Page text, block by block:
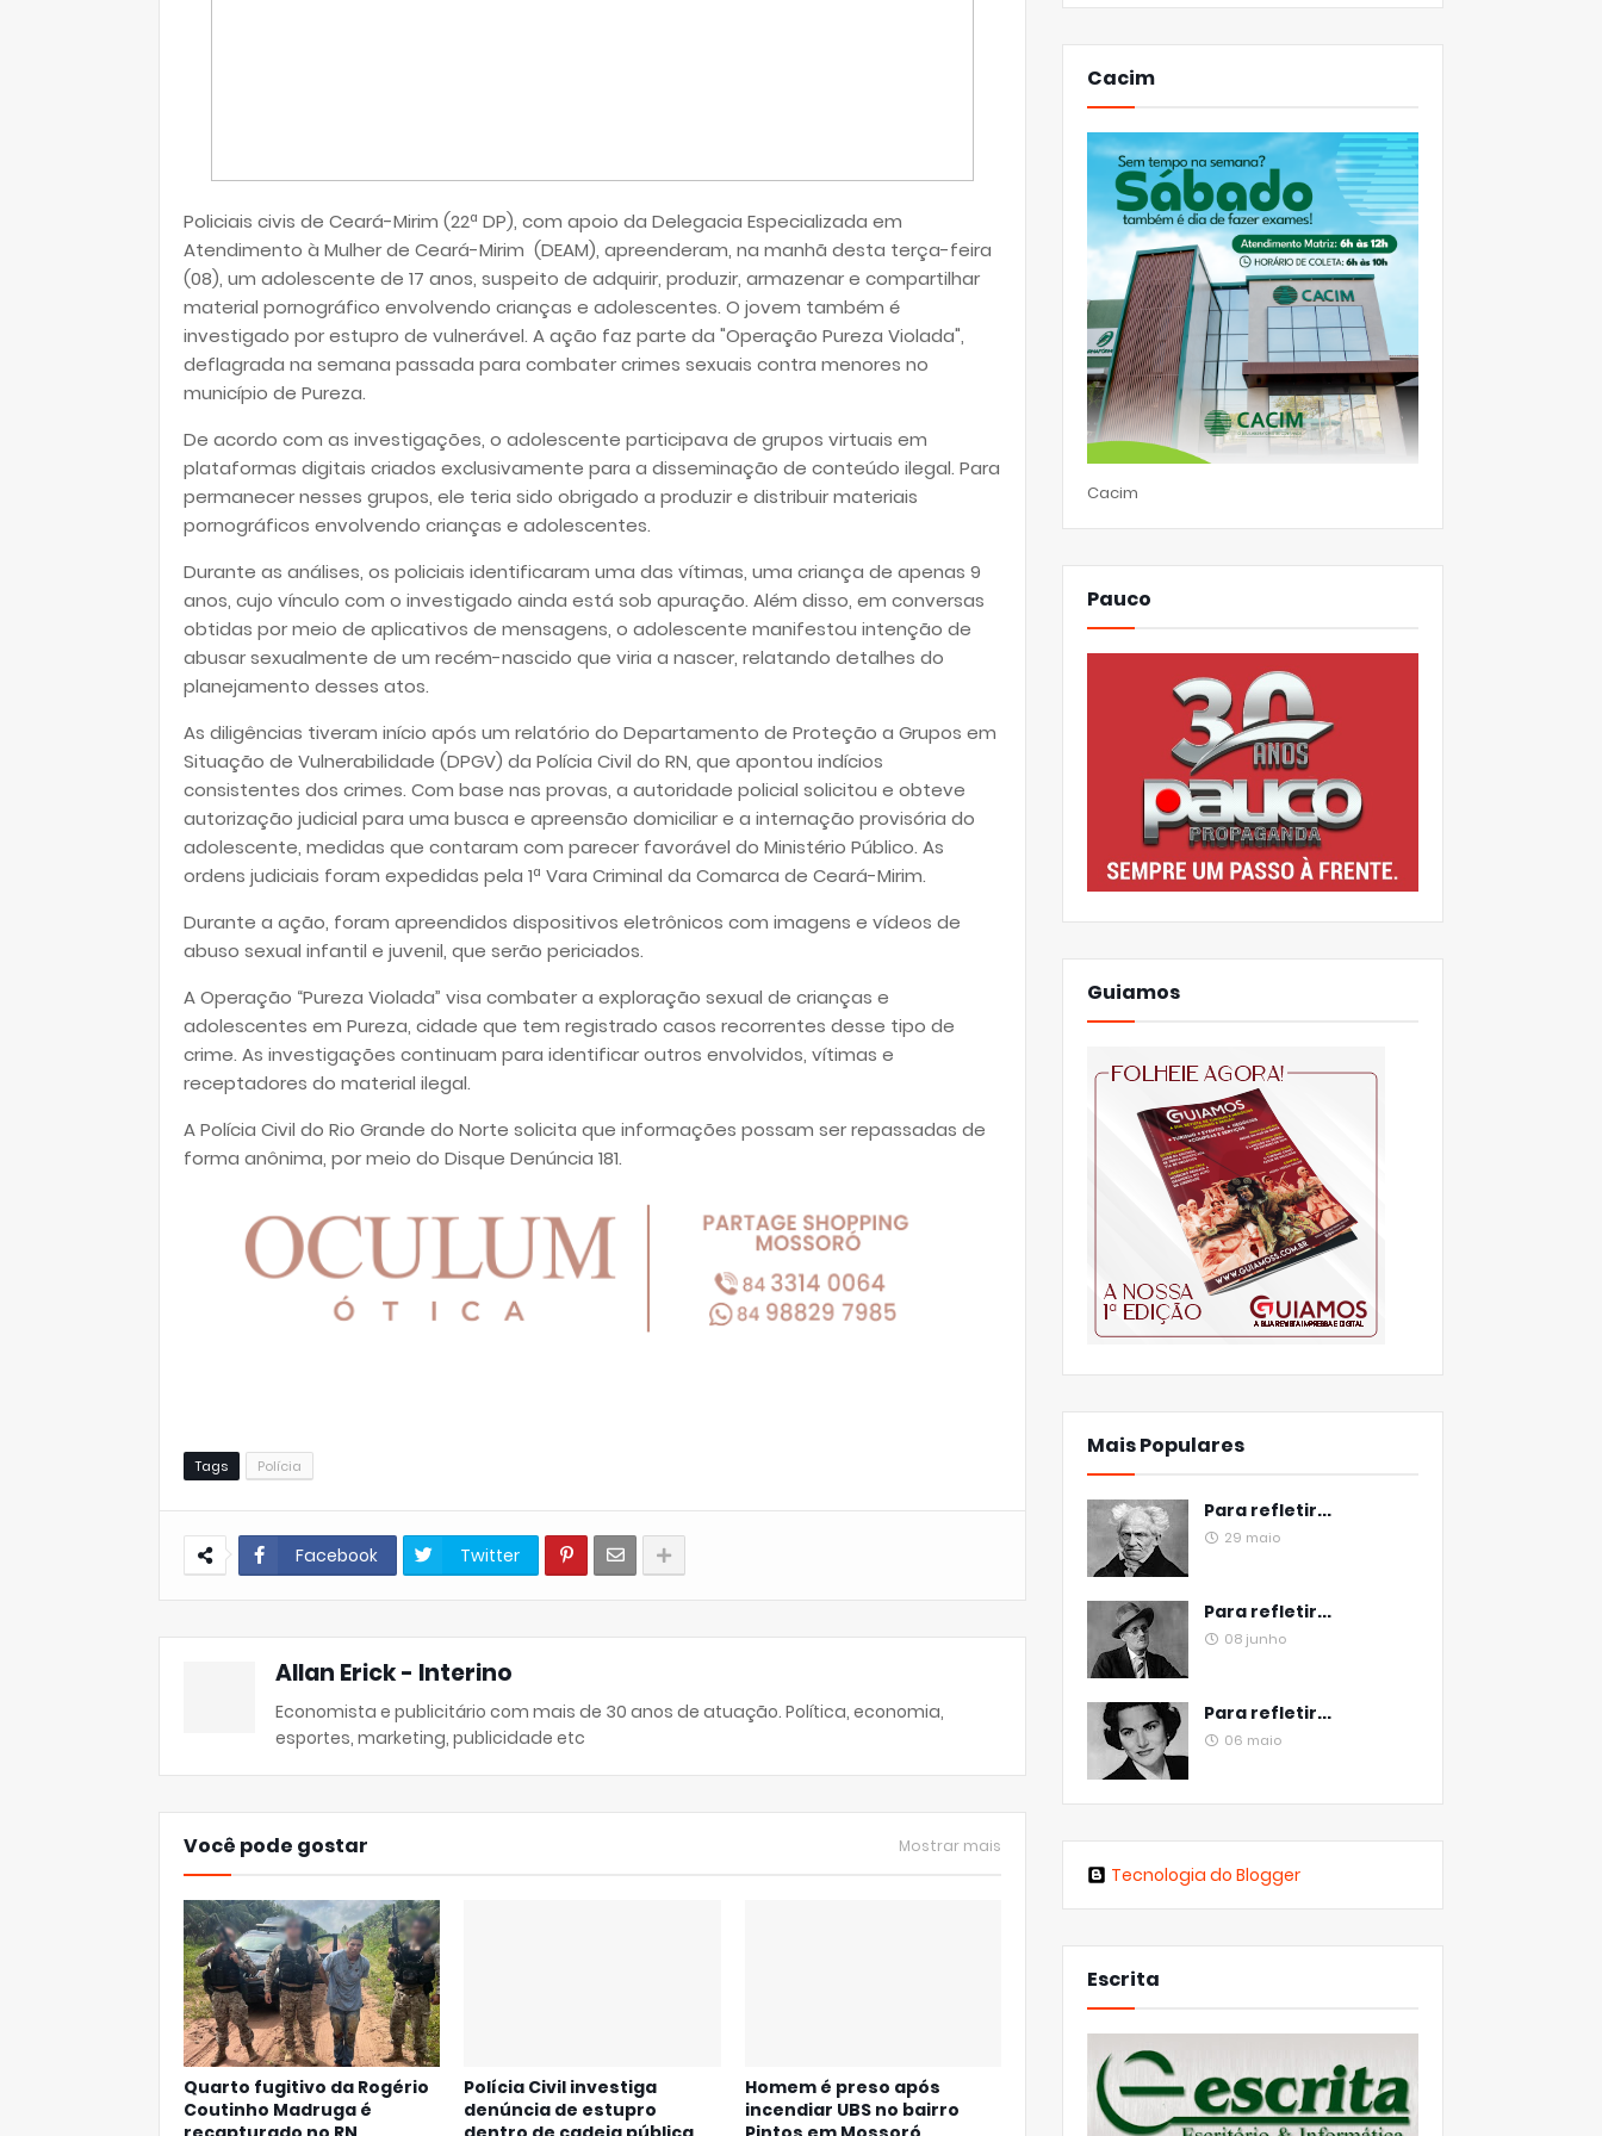
Policiais civis de Ceará-Mirim (22ª DP), com apoio da Delegacia Especializada em
Atendimento à Mulher de Ceará-Mirim (DEAM), apreenderam, na manhã desta terça-feira
(08), um adolescente de 17 anos, suspeito de adquirir, produzir, armazenar e compartilhar
material pornográfico envolvendo crianças e adolescentes. O jovem também é
investigado por estupro de vulnerável. A ação faz parte da "Operação Pureza Violada",
deflagrada na semana passada para combater crimes sexuais contra menores no
município de Pureza.
De acordo com as investigações, o adolescente participava de grupos virtuais em
plataformas digitais criados exclusivamente para a disseminação de conteúdo ilegal. Para
permanecer nesses grupos, ele teria sido obrigado a produzir e distribuir materiais
pornográficos envolvendo crianças e adolescentes.
Durante as análises, os policiais identificaram uma das vítimas, uma criança de apenas 9
anos, cujo vínculo com o investigado ainda está sob apuração. Além disso, em conversas
obtidas por meio de aplicativos de mensagens, o adolescente manifestou intenção de
abusar sexualmente de um recém-nascido que viria a nascer, relatando detalhes do
planejamento desses atos.
As diligências tiveram início após um relatório do Departamento de Proteção a Grupos em
Situação de Vulnerabilidade (DPGV) da Polícia Civil do RN, que apontou indícios
consistentes dos crimes. Com base nas provas, a autoridade policial solicitou e obteve
autorização judicial para uma busca e apreensão domiciliar e a internação provisória do
adolescente, medidas que contaram com parecer favorável do Ministério Público. As
ordens judiciais foram expedidas pela 1ª Vara Criminal da Comarca de Ceará-Mirim.
Durante a ação, foram apreendidos dispositivos eletrônicos com imagens e vídeos de
abuso sexual infantil e juvenil, que serão periciados.
A Operação “Pureza Violada” visa combater a exploração sexual de crianças e
adolescentes em Pureza, cidade que tem registrado casos recorrentes desse tipo de
crime. As investigações continuam para identificar outros envolvidos, vítimas e
receptadores do material ilegal.
A Polícia Civil do Rio Grande do Norte solicita que informações possam ser repassadas de
forma anônima, por meio do Disque Denúncia 181.
Tags Polícia
Facebook Twitter
Allan Erick - Interino
Economista e publicitário com mais de 30 anos de atuação. Política, economia,
esportes, marketing, publicidade etc
Você pode gostar Mostrar mais
Quarto fugitivo da Rogério
Coutinho Madruga é
Polícia Civil investiga
denúncia de estupro
Homem é preso após
incendiar UBS no bairro
Cacim
Cacim
Pauco
Guiamos
Mais Populares
Para refletir...
29 maio
Para refletir...
08 junho
Para refletir...
06 maio
Tecnologia do Blogger
Escrita